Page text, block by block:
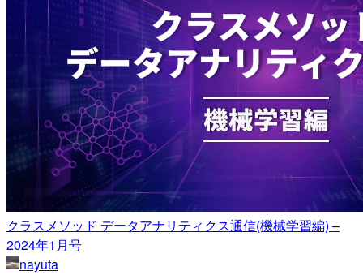
クラスメソッド データアナリティクス通信(機械学習編) –
2024年1月号
nayuta